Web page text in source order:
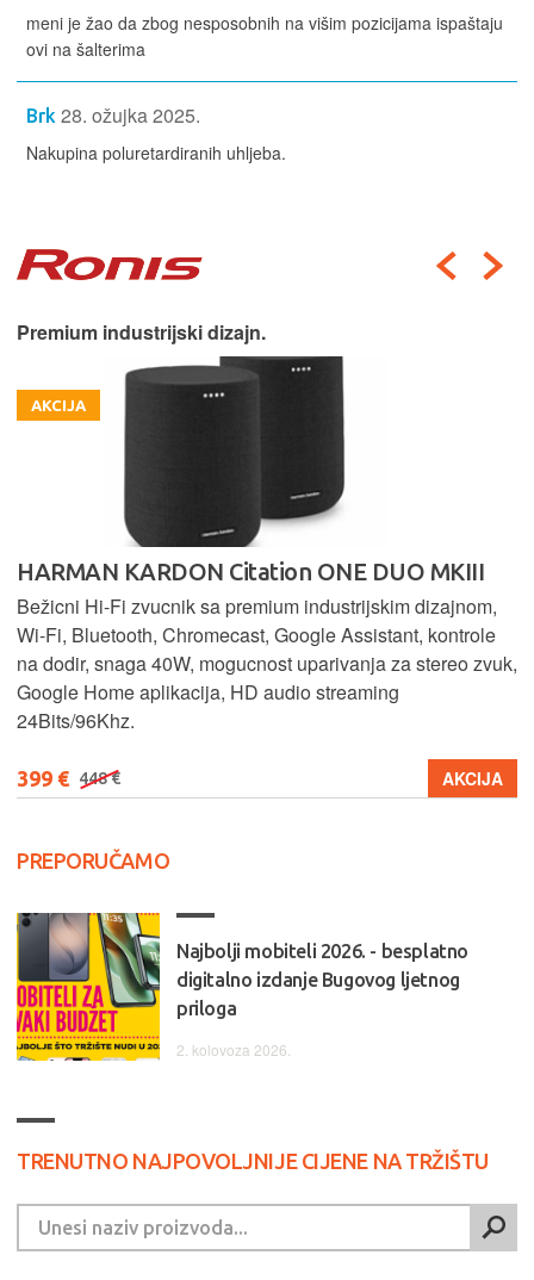
meni je žao da zbog nesposobnih na višim pozicijama ispaštaju
ovi na šalterima
Brk 28. ožujka 2025.
Nakupina poluretardiranih uhljeba.
Premium industrijski dizajn.
AKCIJA
HARMAN KARDON Citation ONE DUO MKIII
Bežicni Hi-Fi zvucnik sa premium industrijskim dizajnom,
Wi-Fi, Bluetooth, Chromecast, Google Assistant, kontrole
na dodir, snaga 40W, mogucnost uparivanja za stereo zvuk,
Google Home aplikacija, HD audio streaming
24Bits/96Khz.
399 € 448 € AKCIJA
PREPORUČAMO
Najbolji mobiteli 2026. - besplatno
digitalno izdanje Bugovog ljetnog
priloga
2. kolovoza 2026.
TRENUTNO NAJPOVOLJNIJE CIJENE NA TRŽIŠTU